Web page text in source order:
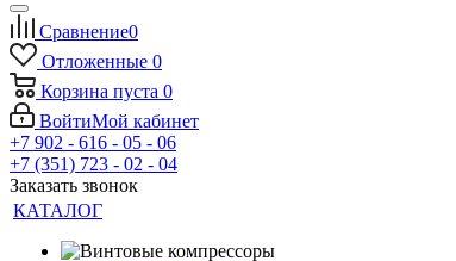
Сравнение0
Отложенные 0
Корзина пуста 0
ВойтиМой кабинет
+7 902 - 616 - 05 - 06
+7 (351) 723 - 02 - 04
Заказать звонок
КАТАЛОГ